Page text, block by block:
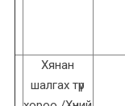
Хянан
шалгах түр